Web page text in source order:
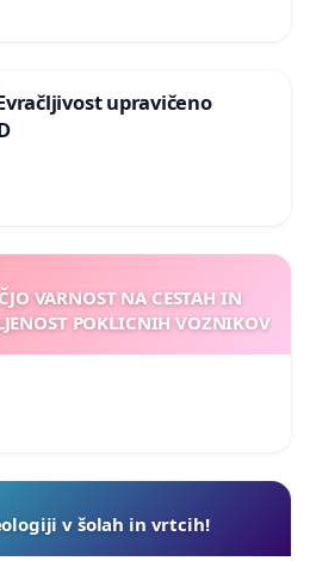
upravičeno
VARNOST NA CESTAH IN
POKLICNIH VOZNIKOV
v šolah in vrtcih!